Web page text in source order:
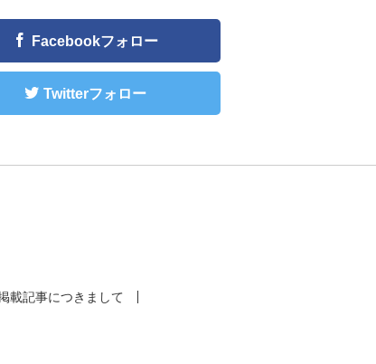
Facebookフォロー
Twitterフォロー
載記事につきまして